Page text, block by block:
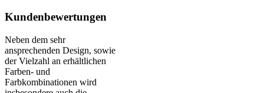
Kundenbewertungen
Neben dem sehr
ansprechenden Design, sowie
der Vielzahl an erhältlichen
Farben- und
Farbkombinationen wird